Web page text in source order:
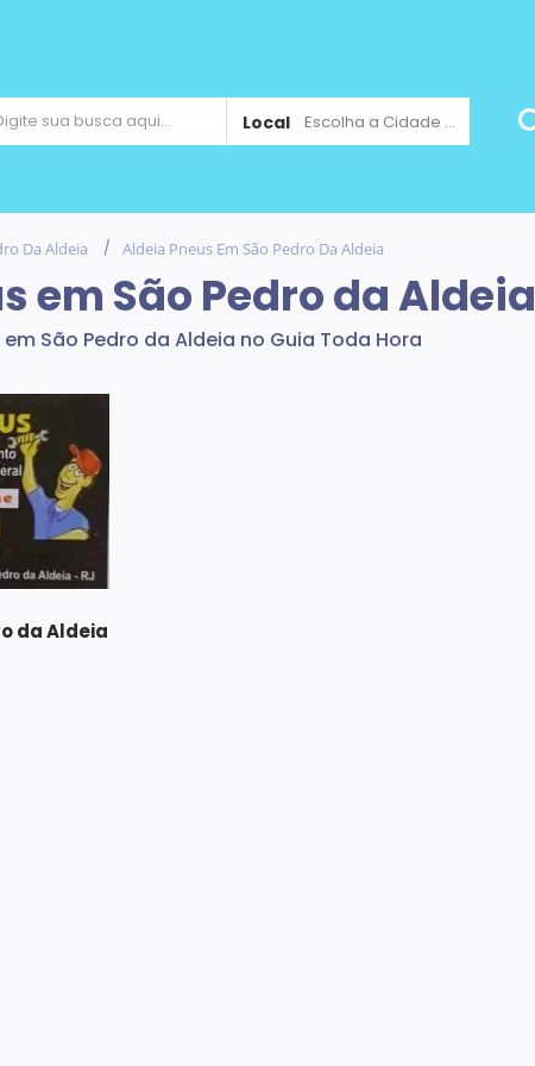
Local Escolha a Cidade ...
Da Aldeia Aldeia Pneus Em São Pedro Da Aldeia
em São Pedro da Aldeia
São Pedro da Aldeia no Guia Toda Hora
da Aldeia